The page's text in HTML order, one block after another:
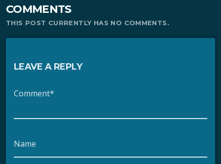
COMMENTS
THIS POST CURRENTLY HAS NO COMMENTS.
LEAVE A REPLY
Comment*
Name